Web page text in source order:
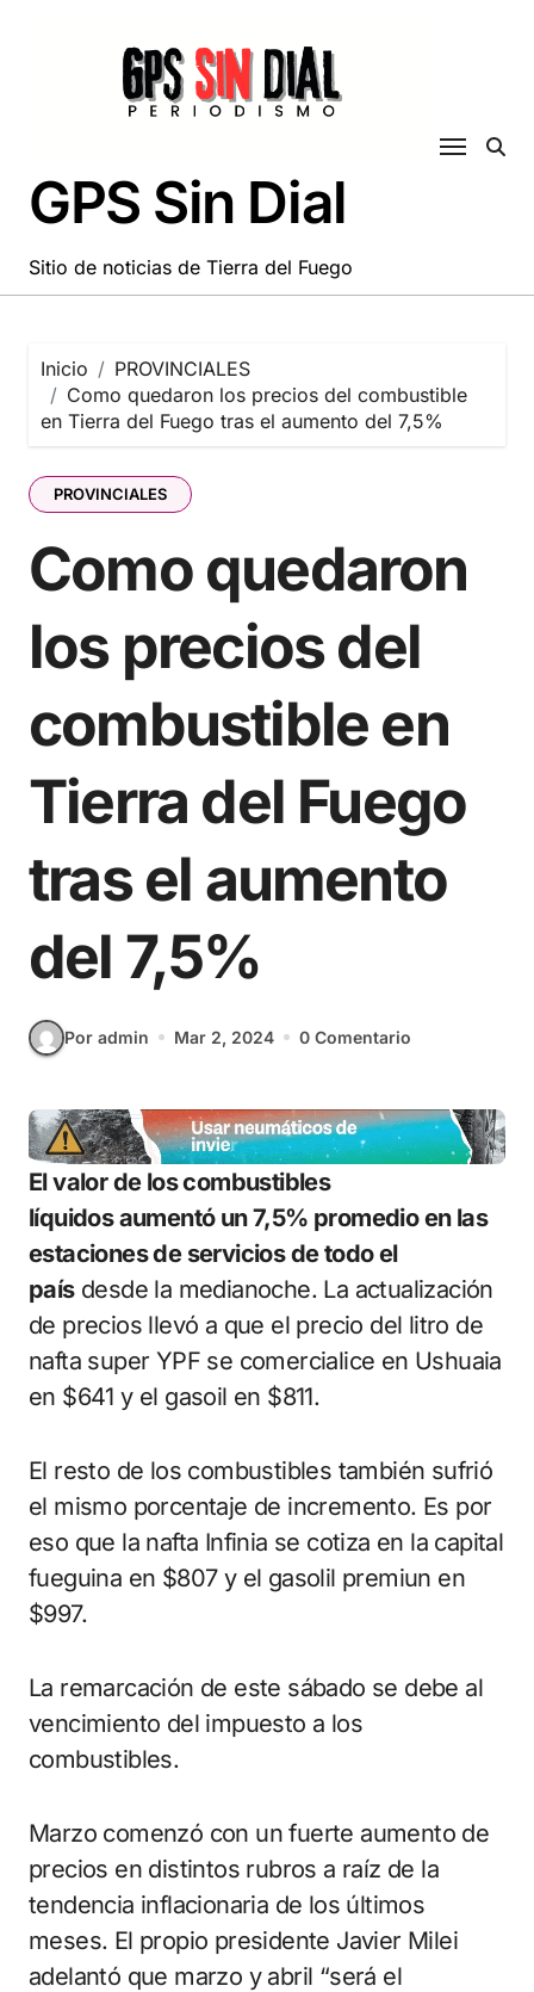
GPS Sin Dial
Sitio de noticias de Tierra del Fuego
Inicio
PROVINCIALES
Como quedaron los precios del combustible
en Tierra del Fuego tras el aumento del 7,5%
PROVINCIALES
Como quedaron
los precios del
combustible en
Tierra del Fuego
tras el aumento
del 7,5%
Por admin Mar 2, 2024 0 Comentario
El valor de los combustibles
líquidos aumentó un 7,5% promedio en las
estaciones de servicios de todo el
paísdesde la medianoche. La actualización
de precios llevó a que el precio del litro de
nafta super YPF se comercialice en Ushuaia
en $641 y el gasoil en $811.
El resto de los combustibles también sufrió
el mismo porcentaje de incremento. Es por
eso que la nafta Infinia se cotiza en la capital
fueguina en $807 y el gasolil premiun en
$997.
La remarcación de este sábado se debe al
vencimiento del impuesto a los
combustibles.
Marzo comenzó con un fuerte aumento de
precios en distintos rubros a raíz de la
tendencia inflacionaria de los últimos
meses. El propio presidente Javier Milei
adelantó que marzo y abril “será el